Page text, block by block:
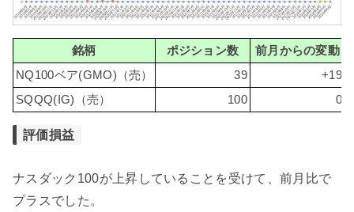
銘柄 ポジション数
前月からの変動
NQ100ベア(GMO)（売）
39
+19
SQQQ(IG)（売）
100 0
評価損益
ナスダック100が上昇していることを受けて、前月比で
プラスでした。